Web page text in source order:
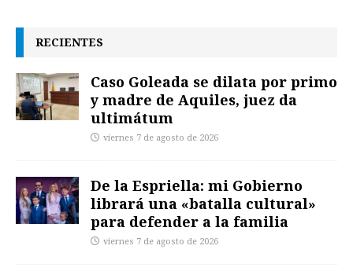
RECIENTES
Caso Goleada se dilata por primo
y madre de Aquiles, juez da
ultimátum
viernes 7 de agosto de 2026
De la Espriella: mi Gobierno
librará una «batalla cultural»
para defender a la familia
viernes 7 de agosto de 2026